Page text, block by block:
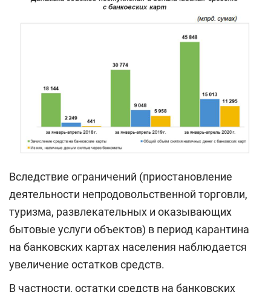
Вследствие ограничений (приостановление
деятельности непродовольственной торговли,
туризма, развлекательных и оказывающих
бытовые услуги объектов) в период карантина
на банковских картах населения наблюдается
увеличение остатков средств.
В частности, остатки средств на банковских